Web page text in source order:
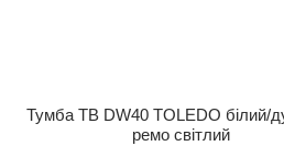
Тумба ТВ DW40 TOLEDO білий/
ремо світлий